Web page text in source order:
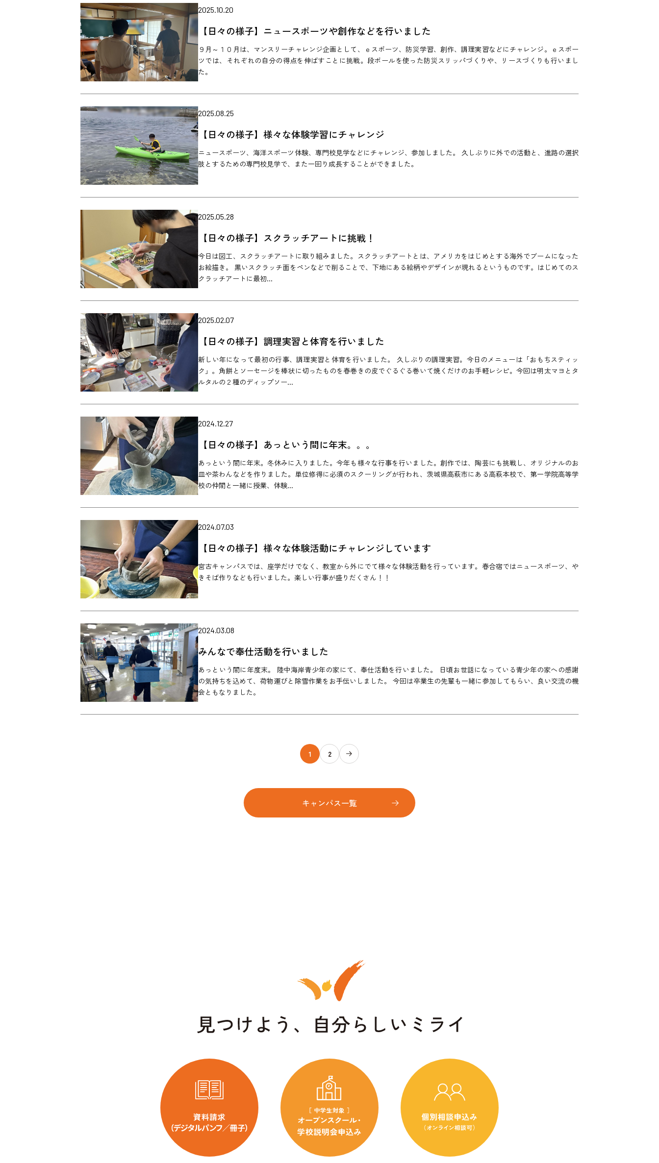
2025.10.20
【日々の様子】ニュースポーツや創作などを行いました
９月～１０月は、マンスリーチャレンジ企画として、ｅスポーツ、防災学習、創作、調理実習などにチャレンジ。ｅスポー
ツでは、それぞれの自分の得点を伸ばすことに挑戦。段ボールを使った防災スリッパづくりや、リースづくりも行いまし
た。
2025.08.25
【日々の様子】様々な体験学習にチャレンジ
ニュースポーツ、海洋スポーツ体験、専門校見学などにチャレンジ、参加しました。 久しぶりに外での活動と、進路の選択
肢とするための専門校見学で、また一回り成長することができました。
2025.05.28
【日々の様子】スクラッチアートに挑戦！
今日は図工、スクラッチアートに取り組みました。スクラッチアートとは、アメリカをはじめとする海外でブームになった
お絵描き。 黒いスクラッチ面をペンなどで削ることで、下地にある絵柄やデザインが現れるというものです。はじめてのス
クラッチアートに最初...
2025.02.07
【日々の様子】調理実習と体育を行いました
新しい年になって最初の行事、調理実習と体育を行いました。 久しぶりの調理実習。今日のメニューは「おもちスティッ
ク」。角餅とソーセージを棒状に切ったものを春巻きの皮でぐるぐる巻いて焼くだけのお手軽レシピ。今回は明太マヨとタ
ルタルの２種のディップソー...
2024.12.27
【日々の様子】あっという間に年末。。。
あっという間に年末。冬休みに入りました。今年も様々な行事を行いました。創作では、陶芸にも挑戦し、オリジナルのお
皿や茶わんなどを作りました。単位修得に必須のスクーリングが行われ、茨城県高萩市にある高萩本校で、第一学院高等学
校の仲間と一緒に授業、体験...
2024.07.03
【日々の様子】様々な体験活動にチャレンジしています
宮古キャンパスでは、座学だけでなく、教室から外にでて様々な体験活動を行っています。春合宿ではニュースポーツ、や
きそば作りなども行いました。楽しい行事が盛りだくさん！！
2024.03.08
みんなで奉仕活動を行いました
あっという間に年度末。 陸中海岸青少年の家にて、奉仕活動を行いました。 日頃お世話になっている青少年の家への感謝
の気持ちを込めて、荷物運びと除雪作業をお手伝いしました。 今回は卒業生の先輩も一緒に参加してもらい、良い交流の機
会ともなりました。
1 2
キャンパス一覧